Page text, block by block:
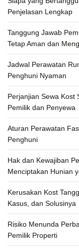
Penjelasan Lengkap
Tanggung Jawab
Tetap Aman dan
Jadwal Perawatan
Penghuni Nyaman
Perjanjian Sewa Kost
Pemilik dan Penyewa
Aturan Perawatan
Penghuni
Hak dan Kewajiban
Menciptakan Hunian
Kerusakan Kost
Kasus, dan Solusinya
Risiko Menunda
Pemilik Properti